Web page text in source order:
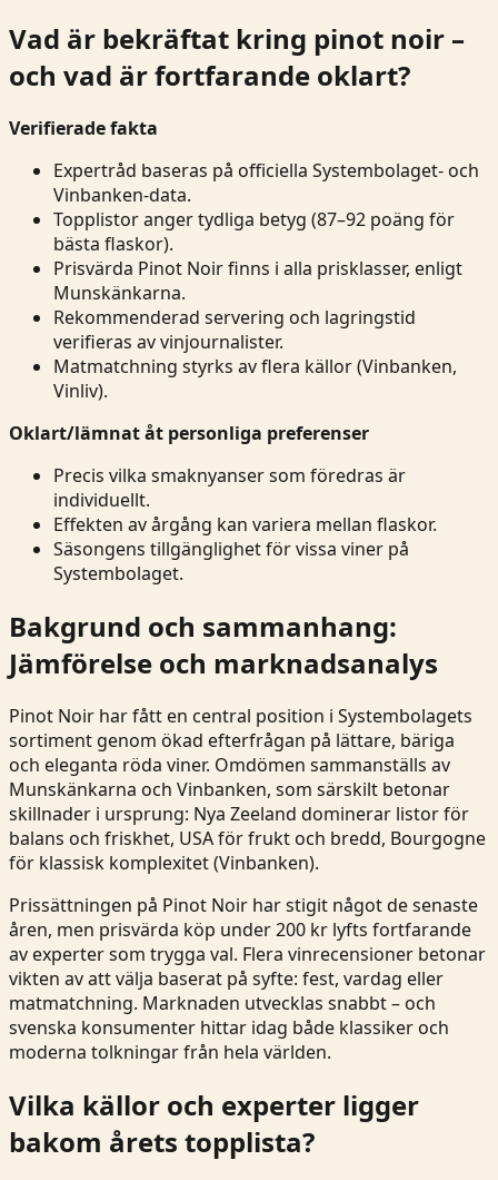
Vad är bekräftat kring pinot noir –
och vad är fortfarande oklart?
Verifierade fakta
Expertråd baseras på officiella Systembolaget- och
Vinbanken-data.
Topplistor anger tydliga betyg (87–92 poäng för
bästa flaskor).
Prisvärda Pinot Noir finns i alla prisklasser, enligt
Munskänkarna.
Rekommenderad servering och lagringstid
verifieras av vinjournalister.
Matmatchning styrks av flera källor (Vinbanken,
Vinliv).
Oklart/lämnat åt personliga preferenser
Precis vilka smaknyanser som föredras är
individuellt.
Effekten av årgång kan variera mellan flaskor.
Säsongens tillgänglighet för vissa viner på
Systembolaget.
Bakgrund och sammanhang:
Jämförelse och marknadsanalys
Pinot Noir har fått en central position i Systembolagets
sortiment genom ökad efterfrågan på lättare, bäriga
och eleganta röda viner. Omdömen sammanställs av
Munskänkarna och Vinbanken, som särskilt betonar
skillnader i ursprung: Nya Zeeland dominerar listor för
balans och friskhet, USA för frukt och bredd, Bourgogne
för klassisk komplexitet (Vinbanken).
Prissättningen på Pinot Noir har stigit något de senaste
åren, men prisvärda köp under 200 kr lyfts fortfarande
av experter som trygga val. Flera vinrecensioner betonar
vikten av att välja baserat på syfte: fest, vardag eller
matmatchning. Marknaden utvecklas snabbt – och
svenska konsumenter hittar idag både klassiker och
moderna tolkningar från hela världen.
Vilka källor och experter ligger
bakom årets topplista?